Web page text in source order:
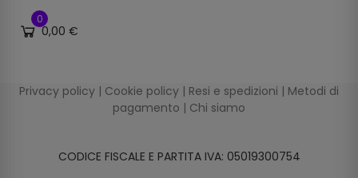
0
0,00 €
Privacy policy | Cookie policy | Resi e spedizioni | Metodi di
pagamento | Chi siamo
CODICE FISCALE E PARTITA IVA: 05019300754